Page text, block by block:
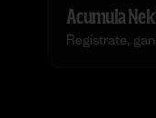
Acumula
Regístrate,